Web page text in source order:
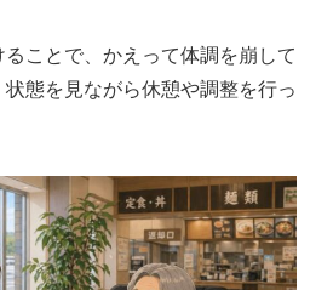
ことで、かえって体調を崩して
態を見ながら休憩や調整を行っ